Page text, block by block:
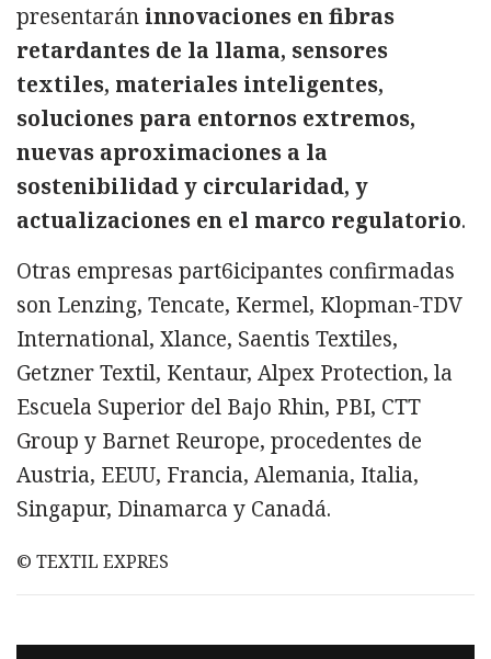
presentarán innovaciones en fibras
retardantes de la llama, sensores
textiles, materiales inteligentes,
soluciones para entornos extremos,
nuevas aproximaciones a la
sostenibilidad y circularidad, y
actualizaciones en el marco regulatorio.
Otras empresas part6icipantes confirmadas
son Lenzing, Tencate, Kermel, Klopman-TDV
International, Xlance, Saentis Textiles,
Getzner Textil, Kentaur, Alpex Protection, la
Escuela Superior del Bajo Rhin, PBI, CTT
Group y Barnet Reurope, procedentes de
Austria, EEUU, Francia, Alemania, Italia,
Singapur, Dinamarca y Canadá.
© TEXTIL EXPRES